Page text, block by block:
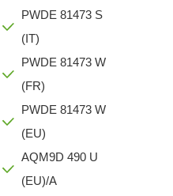
PWDE 81473 S
(IT)
PWDE 81473 W
(FR)
PWDE 81473 W
(EU)
AQM9D 490 U
(EU)/A